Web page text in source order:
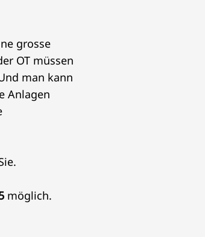
grosse
OT müssen
man kann
Anlagen
möglich.